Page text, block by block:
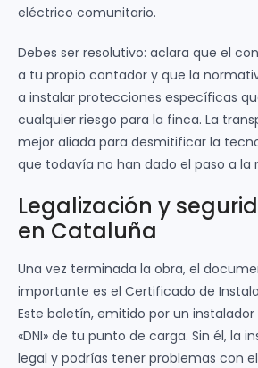
eléctrico comunitario.
Debes ser resolutivo: aclara que el
a tu propio contador y que la
a instalar protecciones específicas
cualquier riesgo para la finca. La
mejor aliada para desmitificar la
que todavía no han dado el paso a la
Legalización y
en Cataluña
Una vez terminada la obra, el
importante es el Certificado de
Este boletín, emitido por un instalador
«DNI» de tu punto de carga. Sin él, la
legal y podrías tener problemas con